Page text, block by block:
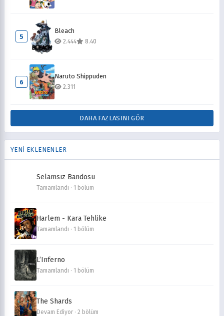
5
Bleach
2.444 8.40
6
Naruto Shippuden
2.311
DAHA FAZLASINI GÖR
YENİ EKLENENLER
Selamsız Bandosu
Tamamlandı · 1 bölüm
Harlem - Kara Tehlike
Tamamlandı · 1 bölüm
L’Inferno
Tamamlandı · 1 bölüm
The Shards
Devam Ediyor · 2 bölüm